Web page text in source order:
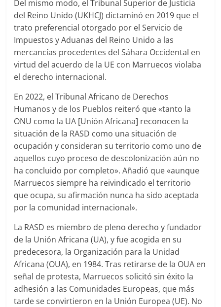
Del mismo modo, el Tribunal Superior de Justicia
del Reino Unido (UKHCJ) dictaminó en 2019 que el
trato preferencial otorgado por el Servicio de
Impuestos y Aduanas del Reino Unido a las
mercancías procedentes del Sáhara Occidental en
virtud del acuerdo de la UE con Marruecos violaba
el derecho internacional.
En 2022, el Tribunal Africano de Derechos
Humanos y de los Pueblos reiteró que «tanto la
ONU como la UA [Unión Africana] reconocen la
situación de la RASD como una situación de
ocupación y consideran su territorio como uno de
aquellos cuyo proceso de descolonización aún no
ha concluido por completo». Añadió que «aunque
Marruecos siempre ha reivindicado el territorio
que ocupa, su afirmación nunca ha sido aceptada
por la comunidad internacional».
La RASD es miembro de pleno derecho y fundador
de la Unión Africana (UA), y fue acogida en su
predecesora, la Organización para la Unidad
Africana (OUA), en 1984. Tras retirarse de la OUA en
señal de protesta, Marruecos solicitó sin éxito la
adhesión a las Comunidades Europeas, que más
tarde se convirtieron en la Unión Europea (UE). No